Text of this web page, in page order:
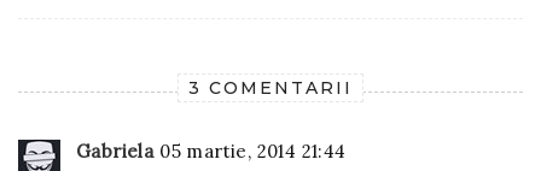
3 COMENTARII
Gabriela 05 martie, 2014 21:44